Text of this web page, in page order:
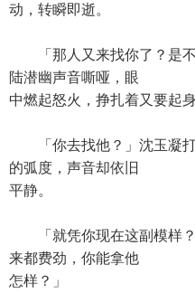
动，转瞬即逝。
「那人又来找你了？是不
陆潜幽声音嘶哑，眼
中燃起怒火，挣扎着又要起
「你去找他？」沈玉凝打
的弧度，声音却依旧
平静。
「就凭你现在这副模样？
来都费劲，你能拿他
怎样？」